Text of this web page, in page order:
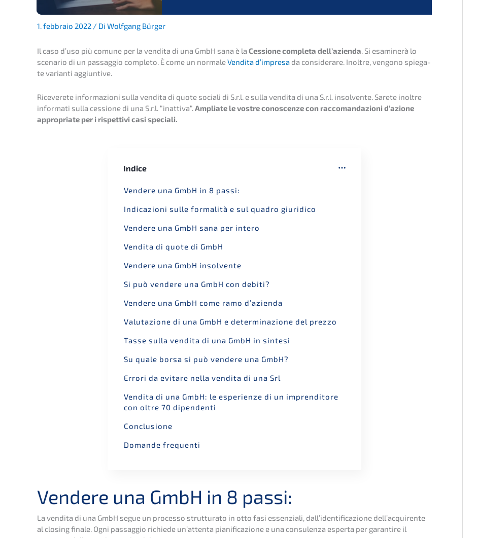
1. febbraio 2022 / Di Wolfgang Bürger
Il caso d’uso più comune per la vendita di una GmbH sana è la Cessio­ne comple­ta dell’a­zi­en­da. Si esami­nerà lo
scena­rio di un passag­gio comple­to. È come un norma­leVendita d’impre­sa da consider­a­re. Inolt­re, vengo­no spiega­
te varian­ti aggiuntive.
Riceverete infor­ma­zio­ni sulla vendita di quote socia­li di S.r.l. e sulla vendita di una S.r.l. insol­ven­te. Sarete inolt­re
infor­ma­ti sulla cessio­ne di una S.r.l. “inatti­va“.Amplia­te le vostre conoscen­ze con racco­man­da­zio­ni d’azio­ne
appro­pria­te per i rispet­ti­vi casi speciali.
Indice
Vende­re una GmbH in 8 passi:
Indica­zio­ni sulle forma­li­tà e sul quadro giuridico
Vende­re una GmbH sana per intero
Vendita di quote di GmbH
Vende­re una GmbH insolvente
Si può vende­re una GmbH con debiti?
Vende­re una GmbH come ramo d’azienda
Valuta­zio­ne di una GmbH e deter­mi­na­zio­ne del prezzo
Tasse sulla vendita di una GmbH in sintesi
Su quale borsa si può vende­re una GmbH?
Errori da evitare nella vendita di una Srl
Vendita di una GmbH: le esperi­en­ze di un impren­di­to­re
con oltre 70 dipendenti
Conclu­sio­ne
Doman­de frequenti
Vende­re una GmbH in 8 passi:
La vendita di una GmbH segue un proces­so strut­tu­ra­to in otto fasi essen­zia­li, dall’i­den­ti­fi­ca­zio­ne dell’ac­qui­ren­te
al closing finale. Ogni passag­gio richie­de un’at­ten­ta piani­fi­ca­zio­ne e una consu­len­za esper­ta per garan­ti­re il